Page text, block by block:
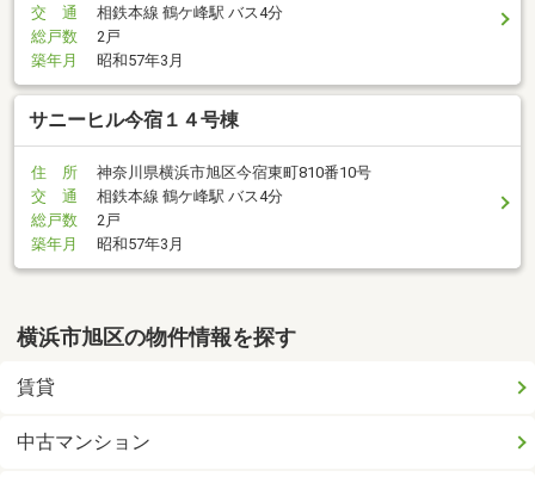
交 通
相鉄本線 鶴ケ峰駅 バス4分
総戸数
2戸
築年月
昭和57年3月
サニーヒル今宿１４号棟
住 所
神奈川県横浜市旭区今宿東町810番10号
交 通
相鉄本線 鶴ケ峰駅 バス4分
総戸数
2戸
築年月
昭和57年3月
横浜市旭区の物件情報を探す
賃貸
中古マンション